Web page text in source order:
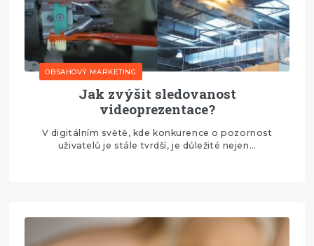
OBSAHOVÝ MARKETING
Jak zvýšit sledovanost
videoprezentace?
V digitálním světě, kde konkurence o pozornost
uživatelů je stále tvrdší, je důležité nejen…